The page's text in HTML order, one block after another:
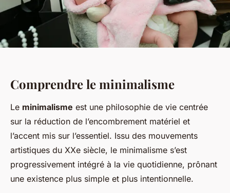
Comprendre le minimalisme
Le minimalisme est une philosophie de vie centrée
sur la réduction de l’encombrement matériel et
l’accent mis sur l’essentiel. Issu des mouvements
artistiques du XXe siècle, le minimalisme s’est
progressivement intégré à la vie quotidienne, prônant
une existence plus simple et plus intentionnelle.